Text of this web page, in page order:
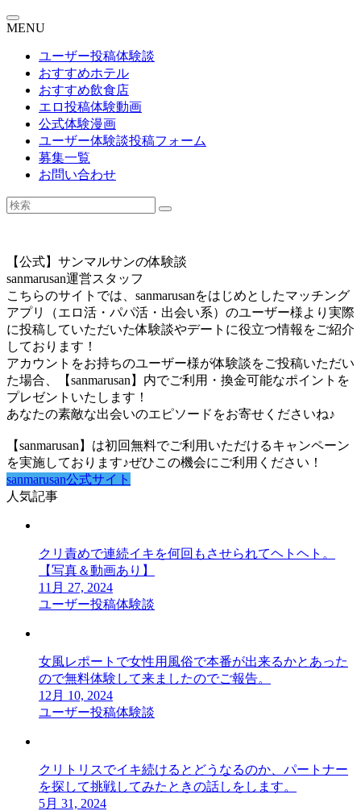
MENU
ユーザー投稿体験談
おすすめホテル
おすすめ飲食店
エロ投稿体験動画
公式体験漫画
ユーザー体験談投稿フォーム
募集一覧
お問い合わせ
【公式】サンマルサンの体験談
sanmarusan運営スタッフ
こちらのサイトでは、sanmarusanをはじめとしたマッチング
アプリ（エロ活・パパ活・出会い系）のユーザー様より実際
に投稿していただいた体験談やデートに役立つ情報をご紹介
しております！
アカウントをお持ちのユーザー様が体験談をご投稿いただい
た場合、【sanmarusan】内でご利用・換金可能なポイントを
プレゼントいたします！
あなたの素敵な出会いのエピソードをお寄せくださいね♪
【sanmarusan】は初回無料でご利用いただけるキャンペーン
を実施しております♪ぜひこの機会にご利用ください！
sanmarusan公式サイト
人気記事
クリ責めで連続イキを何回もさせられてヘトヘト。
【写真＆動画あり】
11月 27, 2024
ユーザー投稿体験談
女風レポートで女性用風俗で本番が出来るかとあった
ので無料体験して来ましたのでご報告。
12月 10, 2024
ユーザー投稿体験談
クリトリスでイキ続けるとどうなるのか、パートナー
を探して挑戦してみたときの話しをします。
5月 31, 2024